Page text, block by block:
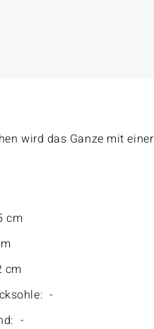
wird das Ganze mit einer
cm
cm
-
-